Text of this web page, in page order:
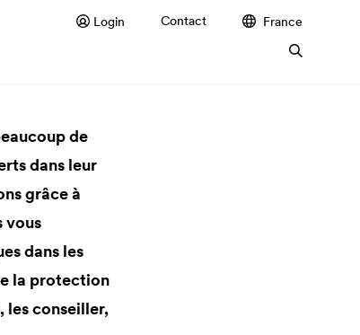
Login Contact France
de
dans leur
grâce à
vous
dans les
la protection
les conseiller,